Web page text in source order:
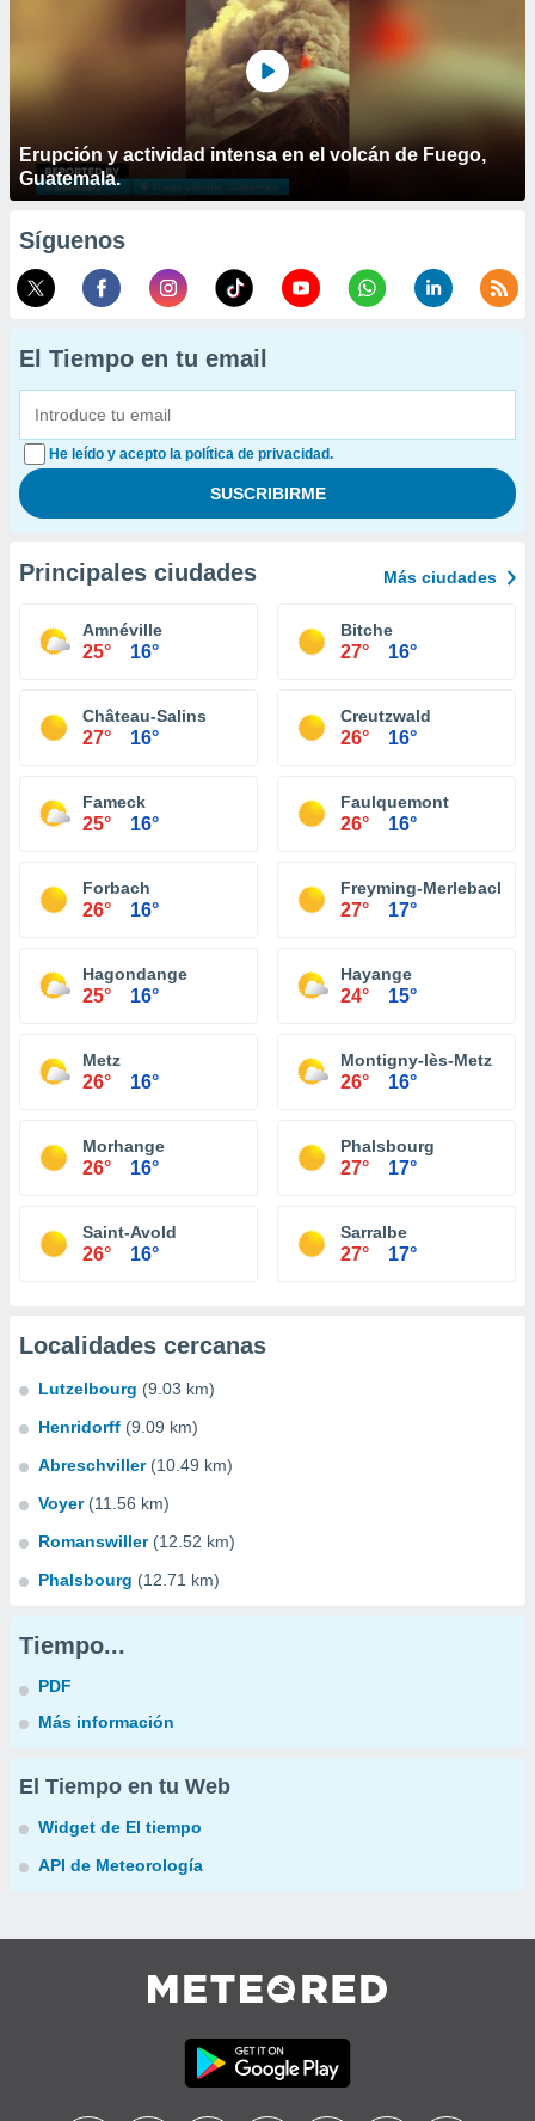
Erupción y actividad intensa en el volcán de Fuego,
Guatemala.
Síguenos
El Tiempo en tu email
He leído y acepto la política de privacidad.
Principales ciudades Más ciudades
Amnéville
25° 16°
Bitche
27° 16°
Château-Salins
27° 16°
Creutzwald
26° 16°
Fameck
25° 16°
Faulquemont
26° 16°
Forbach
26° 16°
Freyming-Merlebach
27° 17°
Hagondange
25° 16°
Hayange
24° 15°
Metz
26° 16°
Montigny-lès-Metz
26° 16°
Morhange
26° 16°
Phalsbourg
27° 17°
Saint-Avold
26° 16°
Sarralbe
27° 17°
Localidades cercanas
Lutzelbourg (9.03 km)
Henridorff (9.09 km)
Abreschviller (10.49 km)
Voyer (11.56 km)
Romanswiller (12.52 km)
Phalsbourg (12.71 km)
Tiempo...
PDF
Más información
El Tiempo en tu Web
Widget de El tiempo
API de Meteorología